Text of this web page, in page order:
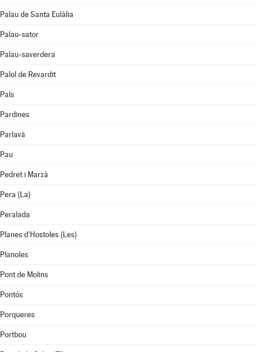
Palau de Santa Eulàlia
Palau-sator
Palau-saverdera
Palol de Revardit
Pals
Pardines
Parlavà
Pau
Pedret i Marzà
Pera (La)
Peralada
Planes d'Hostoles (Les)
Planoles
Pont de Molins
Pontós
Porqueres
Portbou